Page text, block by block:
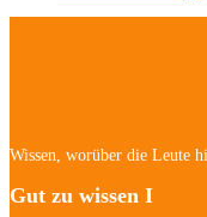
Wissen, worüber die Leute
Gut zu wissen I